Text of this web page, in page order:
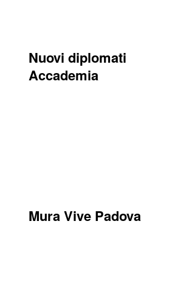
Nuovi diplomati
Accademia
Mura Vive Padova